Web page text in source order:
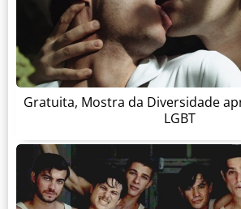
Gratuita, Mostra da Diversidade
LGBT